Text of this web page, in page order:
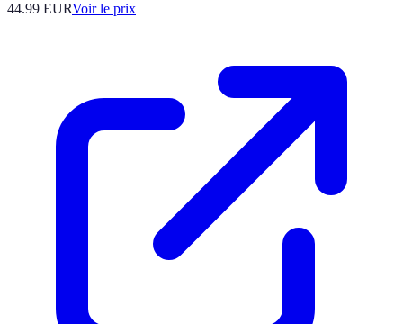
44.99 EURVoir le prix